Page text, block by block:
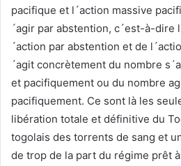
pacifique et l´action massive
´agir par abstention, c´est-à-dire
´action par abstention et de
´agit concrètement du nombre
et pacifiquement ou du nombre
pacifiquement. Ce sont là les
libération totale et définitive du
togolais des torrents de sang et
de trop de la part du régime prêt